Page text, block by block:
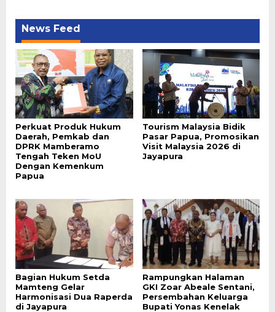
News Feed
Perkuat Produk Hukum
Daerah, Pemkab dan
DPRK Mamberamo
Tengah Teken MoU
Dengan Kemenkum
Papua
Tourism Malaysia Bidik
Pasar Papua, Promosikan
Visit Malaysia 2026 di
Jayapura
Bagian Hukum Setda
Mamteng Gelar
Harmonisasi Dua Raperda
di Jayapura
Rampungkan Halaman
GKI Zoar Abeale Sentani,
Persembahan Keluarga
Bupati Yonas Kenelak